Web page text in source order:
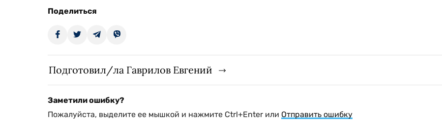
Поделиться
Подготовил/ла Гаврилов Евгений
Заметили ошибку?
Пожалуйста, выделите ее мышкой и нажмите Ctrl+Enter или Отправить ошибку